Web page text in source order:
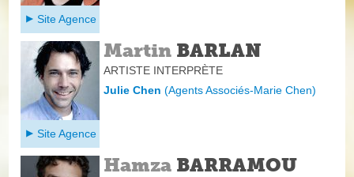
Site Agence
Martin BARLAN
ARTISTE INTERPRÈTE
Julie Chen(Agents Associés-Marie Chen)
Site Agence
Hamza BARRAMOU